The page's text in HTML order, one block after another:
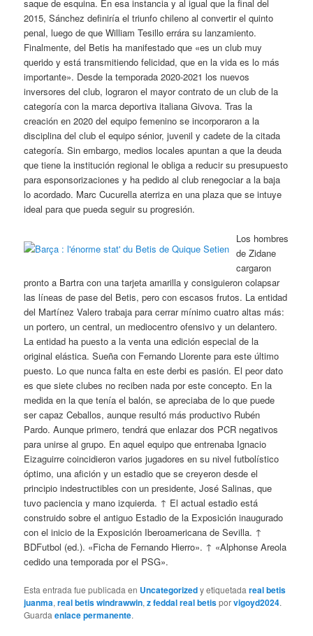
saque de esquina. En esa instancia y al igual que la final del
2015, Sánchez definiría el triunfo chileno al convertir el quinto
penal, luego de que William Tesillo errára su lanzamiento.
Finalmente, del Betis ha manifestado que «es un club muy
querido y está transmitiendo felicidad, que en la vida es lo más
importante». Desde la temporada 2020-2021 los nuevos
inversores del club, lograron el mayor contrato de un club de la
categoría con la marca deportiva italiana Givova. Tras la
creación en 2020 del equipo femenino se incorporaron a la
disciplina del club el equipo sénior, juvenil y cadete de la citada
categoría. Sin embargo, medios locales apuntan a que la deuda
que tiene la institución regional le obliga a reducir su presupuesto
para esponsorizaciones y ha pedido al club renegociar a la baja
lo acordado. Marc Cucurella aterriza en una plaza que se intuye
ideal para que pueda seguir su progresión.
Los hombres
de Zidane
cargaron
pronto a Bartra con una tarjeta amarilla y consiguieron colapsar
las líneas de pase del Betis, pero con escasos frutos. La entidad
del Martínez Valero trabaja para cerrar mínimo cuatro altas más:
un portero, un central, un mediocentro ofensivo y un delantero.
La entidad ha puesto a la venta una edición especial de la
original elástica. Sueña con Fernando Llorente para este último
puesto. Lo que nunca falta en este derbi es pasión. El peor dato
es que siete clubes no reciben nada por este concepto. En la
medida en la que tenía el balón, se apreciaba de lo que puede
ser capaz Ceballos, aunque resultó más productivo Rubén
Pardo. Aunque primero, tendrá que enlazar dos PCR negativos
para unirse al grupo. En aquel equipo que entrenaba Ignacio
Eizaguirre coincidieron varios jugadores en su nivel futbolístico
óptimo, una afición y un estadio que se creyeron desde el
principio indestructibles con un presidente, José Salinas, que
tuvo paciencia y mano izquierda. ↑ El actual estadio está
construido sobre el antiguo Estadio de la Exposición inaugurado
con el inicio de la Exposición Iberoamericana de Sevilla. ↑
BDFutbol (ed.). «Ficha de Fernando Hierro». ↑ «Alphonse Areola
cedido una temporada por el PSG».
Esta entrada fue publicada en Uncategorizedy etiquetadareal betis
juanma,real betis windrawwin,z feddal real betisporvigoyd2024.
Guardaenlace permanente.